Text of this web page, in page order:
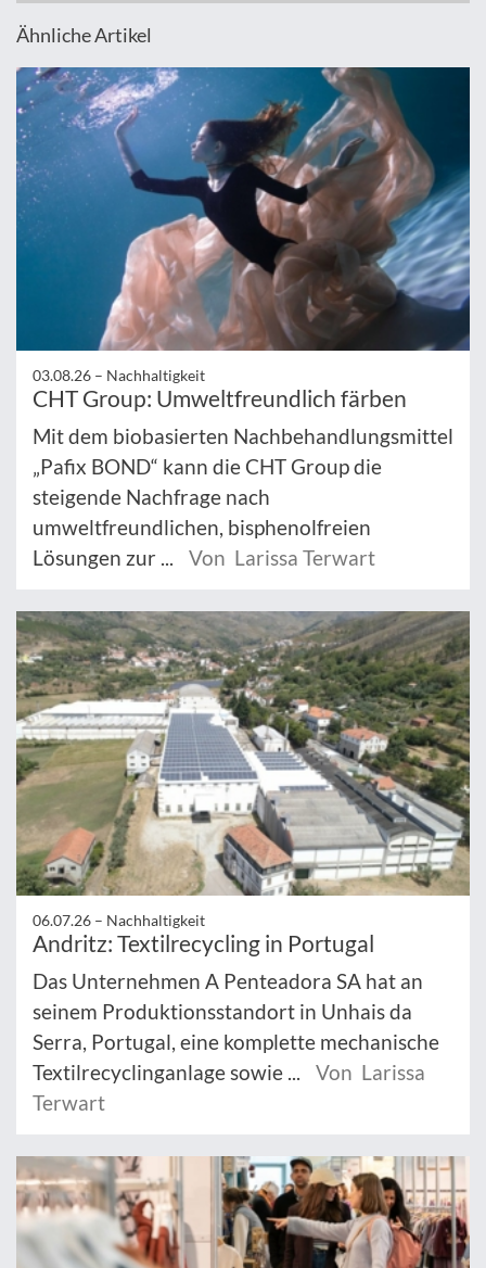
Ähnliche Artikel
03.08.26 – Nachhaltigkeit
CHT Group: Umweltfreundlich färben
Mit dem biobasierten Nachbehandlungsmittel
„Pafix BOND“ kann die CHT Group die
steigende Nachfrage nach
umweltfreundlichen, bisphenolfreien
Lösungen zur ...
Von Larissa Terwart
06.07.26 – Nachhaltigkeit
Andritz: Textilrecycling in Portugal
Das Unternehmen A Penteadora SA hat an
seinem Produktionsstandort in Unhais da
Serra, Portugal, eine komplette mechanische
Textilrecyclinganlage sowie ...
Von Larissa
Terwart